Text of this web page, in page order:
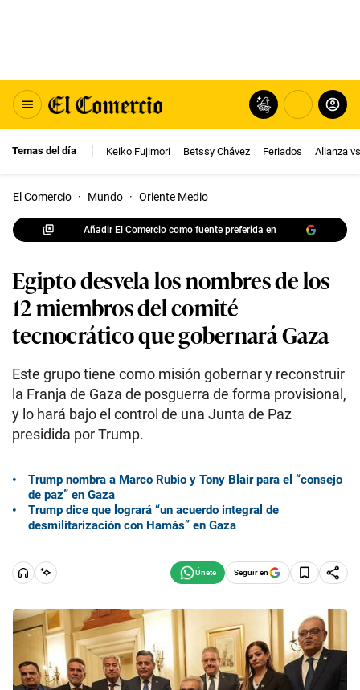
Temas del día Keiko Fujimori Betssy Chávez Feriados Alianza
El Comercio · Mundo · Oriente Medio
Añadir El Comercio como fuente preferida en
Egipto desvela los nombres de los
12 miembros del comité
tecnocrático que gobernará Gaza
Este grupo tiene como misión gobernar y reconstruir
la Franja de Gaza de posguerra de forma provisional,
y lo hará bajo el control de una Junta de Paz
presidida por Trump.
Trump nombra a Marco Rubio y Tony Blair para el “consejo
de paz” en Gaza
Trump dice que logrará “un acuerdo integral de
desmilitarización con Hamás” en Gaza
Seguir en